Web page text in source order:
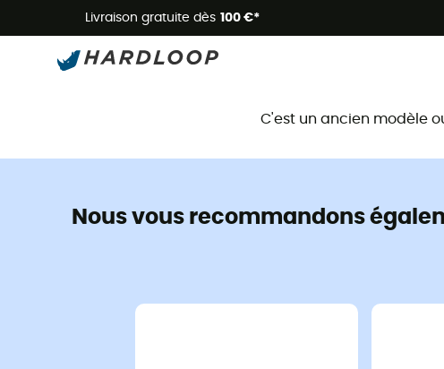
Livraison gratuite dès 100 €*
C'est un ancien modèle
Nous vous recommandons